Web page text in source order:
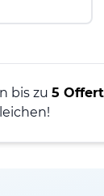
bis zu 5